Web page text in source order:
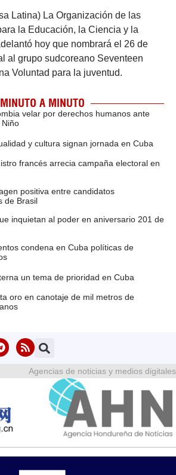
Latina) La Organización de las
la Educación, la Ciencia y la
hoy que nombrará el 26 de
al grupo sudcoreano Seventeen
Voluntad para la juventud.
MINUTO A MINUTO
velar por derechos humanos ante
Niño
y cultura signan jornada en Cuba
francés arrecia campaña electoral en
positiva entre candidatos
de Brasil
inquietan al poder en aniversario 201 de
condena en Cuba políticas de
un tema de prioridad en Cuba
oro en canotaje de mil metros de
Agencias de noticias y medios digitales